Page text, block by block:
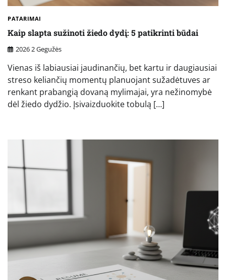
PATARIMAI
Kaip slapta sužinoti žiedo dydį: 5 patikrinti būdai
2026 2 Gegužės
Vienas iš labiausiai jaudinančių, bet kartu ir daugiausiai
streso keliančių momentų planuojant sužadėtuves ar
renkant prabangią dovaną mylimajai, yra nežinomybė
dėl žiedo dydžio. Įsivaizduokite tobulą […]